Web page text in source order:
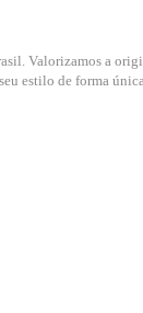
Valorizamos a
estilo de forma única.